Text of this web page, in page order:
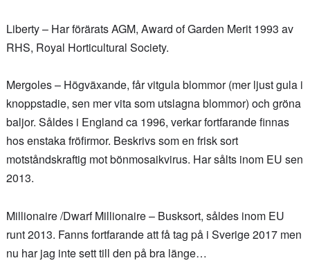
Liberty – Har förärats AGM, Award of Garden Merit 1993 av
RHS, Royal Horticultural Society.
Mergoles – Högväxande, får vitgula blommor (mer ljust gula i
knoppstadie, sen mer vita som utslagna blommor) och gröna
baljor. Såldes i England ca 1996, verkar fortfarande finnas
hos enstaka fröfirmor. Beskrivs som en frisk sort
motståndskraftig mot bönmosaikvirus. Har sålts inom EU sen
2013.
Millionaire /Dwarf Millionaire – Busksort, såldes inom EU
runt 2013. Fanns fortfarande att få tag på i Sverige 2017 men
nu har jag inte sett till den på bra länge…